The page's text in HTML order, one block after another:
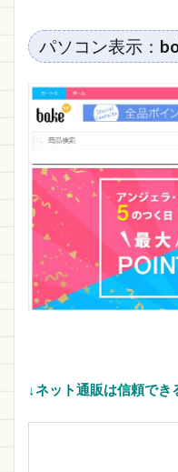
パソコン表示：
↓ネット通販は信頼でき